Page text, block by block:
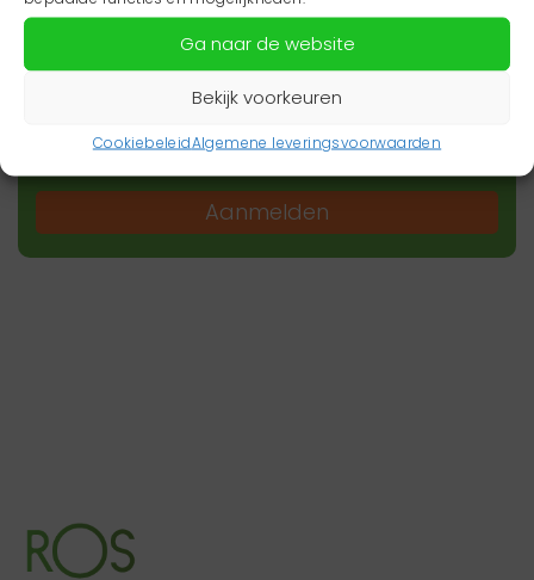
Ga naar de website
Bekijk voorkeuren
CookiebeleidAlgemene leveringsvoorwaarden
Wil je op de hoogte blijven van het laatste
zorgnieuws in jouw regio? Schrijf je dan in voor
onze nieuwsbrief.
Aanmelden